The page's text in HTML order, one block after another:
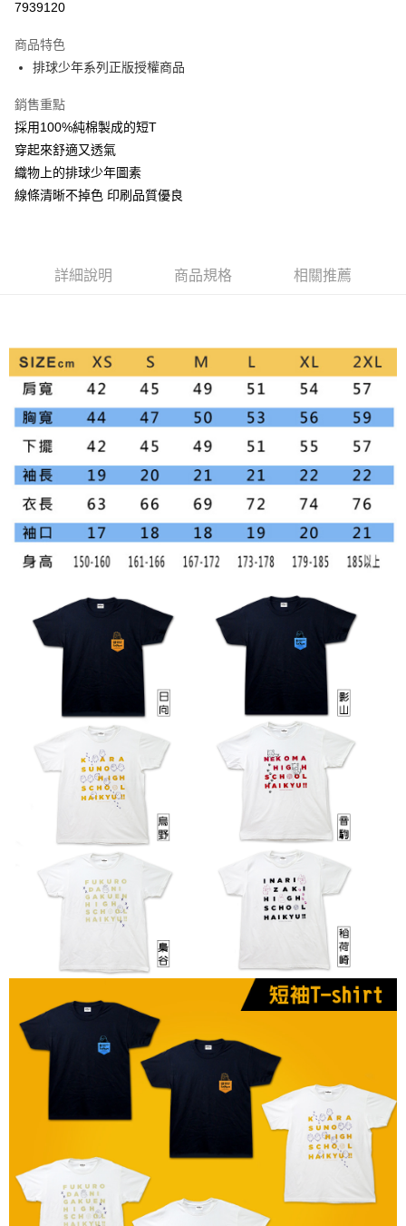
Apple Pay
街口支付
悠遊付
AFTEE先享後付
相關說明
２．便利：只要手機號碼，簡訊認證，即可結帳。
結帳頁面，進行簡訊認證並確認金額後，即可完成結帳。
２．訂單成立數日內，您將收到繳費通知簡訊。
３．收到繳費通知簡訊後14天內，點擊此簡訊中的連結，可透過四大超商／
※ 請注意：結帳手續完成當下不需立刻繳費，但若您需要取消訂單，請聯絡
後付繳納相關費用。
※ 交易是否成功請以「AFTEE先享後付 」之結帳頁面顯示為準，若有關於
是否繳費成功／繳費後需取消欲退款等相關疑問，請聯繫「AFTEE先享後付
客戶支援中心」 https://netprotections.freshdesk.com/support/home
【注意事項】
易，需依本服務之必要範圍內提供個人資料，並將交易相關給付款項請求債
２．關於個人資料處理事宜，請瀏覽以下網址：
https://aftee.tw/terms/#terms3
３．未成年的使用者請事先徵得法定代理人或監護人之同意方可使用
「AFTEE先享後付」，若未經同意申辦者引起之損失，本公司不負相關責
４．使用「AFTEE先享後付」時，將依據個別帳號之用戶狀況，依本公司即
時審查核予不同之上限額度；若仍有額度不足之情形，本公司將視審查結果
請求用戶進行身份認證。
５．嚴禁一人註冊多個帳號或使用他人資訊註冊。若發現惡意使用之情形，
恩沛科技股份有限公司將有權停止該用戶之使用額度並採取法律行動。
付款後全家取貨
每筆NT$60，滿NT$499(含以上)免運費
7-11付款取貨
付款後7-11取貨
宅配
7939120
商品特色
排球少年系列正版授權商品
銷售重點
採用100%純棉製成的短T
穿起來舒適又透氣
織物上的排球少年圖素
線條清晰不掉色 印刷品質優良
詳細說明 商品規格 相關推薦